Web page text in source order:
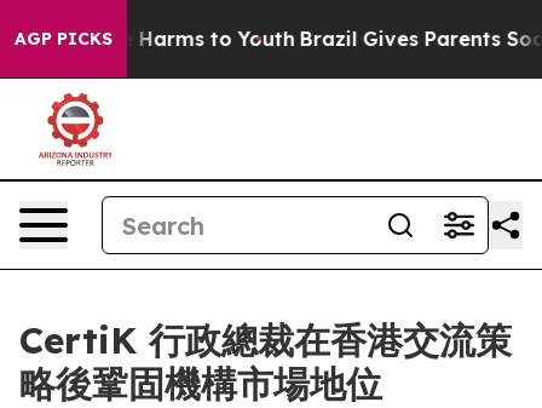
AGP PICKS
to Abate Harms to Youth Brazil Gives Parents
CertiK 行政總裁在香港交流策
略後鞏固機構市場地位